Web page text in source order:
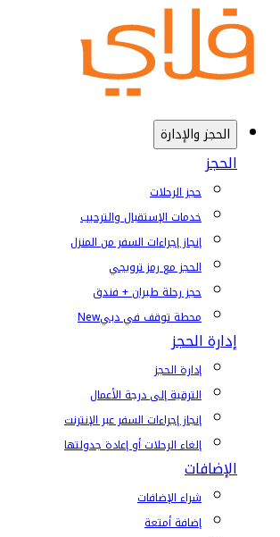
الحجز والإدارة
الحجز
حجز الرحلات
خدمات الإستقبال والترحيب
إنجاز إجراءات السفر من المنزل
الحجز مع رمز ترويجي
حجز رحلة طيران + فندق
محطة توقف في دبيNew
إدارة الحجز
إدارة الحجز
الترقية إلى درجة الأعمال
إنجاز إجراءات السفر عبر الإنترنت
إلغاء الرحلات أو إعادة جدولتها
الإضافات
شراء الإضافات
إضافة أمتعة